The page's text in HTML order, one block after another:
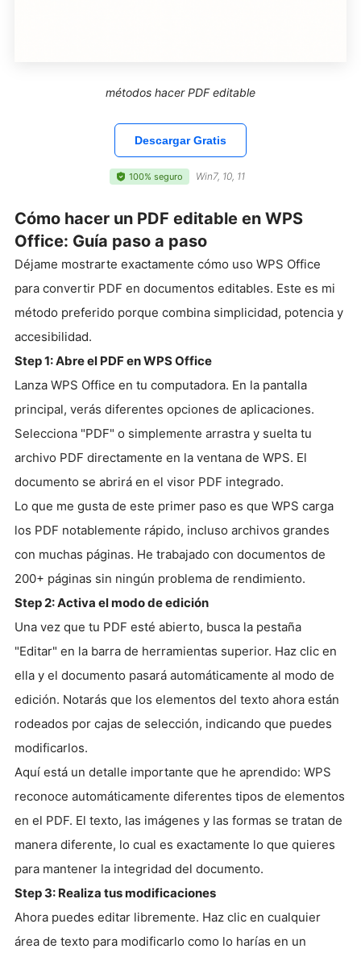
métodos hacer PDF editable
Descargar Gratis
100% seguro Win7, 10, 11
Cómo hacer un PDF editable en WPS
Office: Guía paso a paso
Déjame mostrarte exactamente cómo uso WPS Office
para convertir PDF en documentos editables. Este es mi
método preferido porque combina simplicidad, potencia y
accesibilidad.
Step 1: Abre el PDF en WPS Office
Lanza WPS Office en tu computadora. En la pantalla
principal, verás diferentes opciones de aplicaciones.
Selecciona "PDF" o simplemente arrastra y suelta tu
archivo PDF directamente en la ventana de WPS. El
documento se abrirá en el visor PDF integrado.
Lo que me gusta de este primer paso es que WPS carga
los PDF notablemente rápido, incluso archivos grandes
con muchas páginas. He trabajado con documentos de
200+ páginas sin ningún problema de rendimiento.
Step 2: Activa el modo de edición
Una vez que tu PDF esté abierto, busca la pestaña
"Editar" en la barra de herramientas superior. Haz clic en
ella y el documento pasará automáticamente al modo de
edición. Notarás que los elementos del texto ahora están
rodeados por cajas de selección, indicando que puedes
modificarlos.
Aquí está un detalle importante que he aprendido: WPS
reconoce automáticamente diferentes tipos de elementos
en el PDF. El texto, las imágenes y las formas se tratan de
manera diferente, lo cual es exactamente lo que quieres
para mantener la integridad del documento.
Step 3: Realiza tus modificaciones
Ahora puedes editar libremente. Haz clic en cualquier
área de texto para modificarlo como lo harías en un